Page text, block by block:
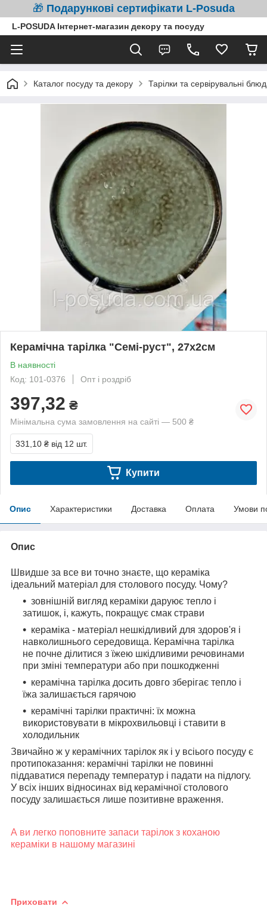
🎁 Подарункові сертифікати L-Posuda
L-POSUDA Інтернет-магазин декору та посуду
Каталог посуду та декору Тарілки та сервірувальні
Керамічна тарілка "Семі-руст", 27х2см
В наявності
Код: 101-0376
Опт і роздріб
397,32 ₴
Мінімальна сума замовлення на сайті — 500 ₴
331,10 ₴ від 12 шт.
Купити
Опис Характеристики Доставка Оплата Умови
Опис
Швидше за все ви точно знаєте, що кераміка
ідеальний матеріал для столового посуду. Чому?
зовнішній вигляд кераміки даруює тепло і
затишок, і, кажуть, покращує смак страви
кераміка - матеріал нешкідливий для здоров'я і
навколишнього середовища. Керамічна тарілка
не почне ділитися з їжею шкідливими речовинами
при зміні температури або при пошкодженні
керамічна тарілка досить довго зберігає тепло і
їжа залишається гарячою
керамічні тарілки практичні: їх можна
використовувати в мікрохвильовці і ставити в
холодильник
Звичайно ж у керамічних тарілок як і у всіього посуду є
протипоказання: керамічні тарілки не повинні
піддаватися перепаду температур і падати на підлогу.
У всіх інших відносинах від керамічної столового
посуду залишається лише позитивне враження.
А ви легко поповните запаси тарілок з коханою
кераміки в нашому магазині
Приховати